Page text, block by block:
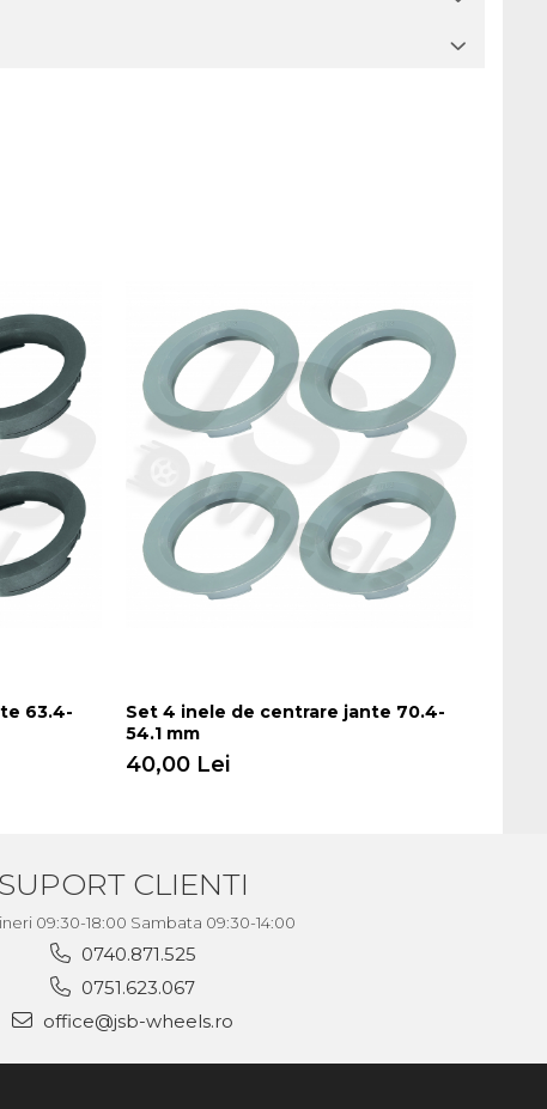
63.4-
Set 4 inele de centrare jante 70.4-
54.1 mm
40,00 Lei
SUPORT CLIENTI
09:30-18:00 Sambata 09:30-14:00
0740.871.525
0751.623.067
office@jsb-wheels.ro